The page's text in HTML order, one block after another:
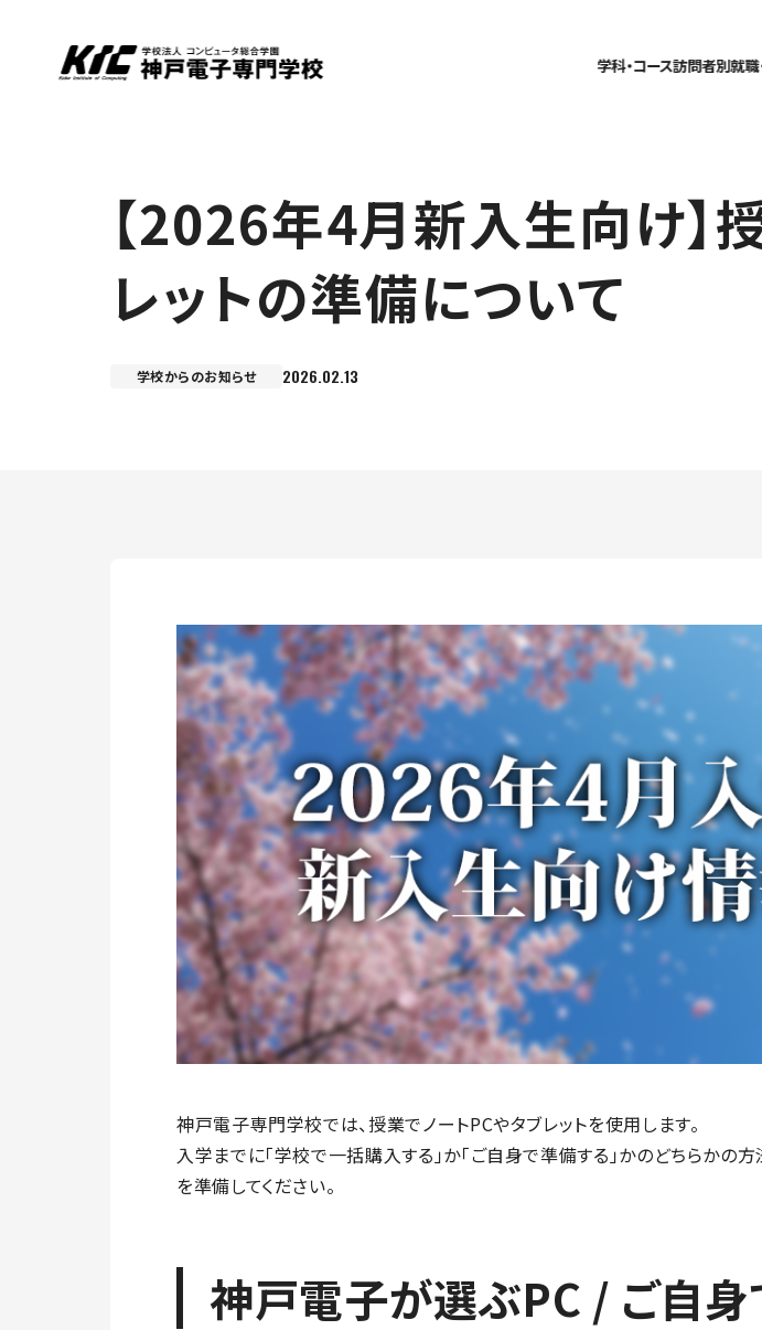
学科・コース訪問者別就職
【2026年4月新入生向け】
レットの準備について
学校からのお知らせ 2026.02.13
神戸電子専門学校では、授業でノートPCやタブレットを使用します。
入学までに「学校で一括購入する」か「ご自身で準備する」かのどちらかの
を準備してください。
神戸電子が選ぶPC / ご自身